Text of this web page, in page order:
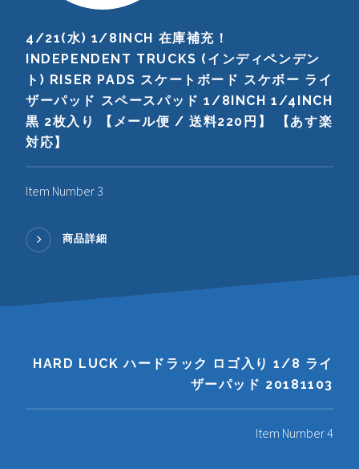
4/21(水) 1/8INCH 在庫補充！
INDEPENDENT TRUCKS (インディペンデン
ト) RISER PADS スケートボード スケボー ライ
ザーパッド スペースパッド 1/8INCH 1/4INCH
黒 2枚入り 【メール便 / 送料220円】 【あす楽
対応】
Item Number 3
商品詳細
HARD LUCK ハードラック ロゴ入り 1/8 ライ
ザーパッド 20181103
Item Number 4